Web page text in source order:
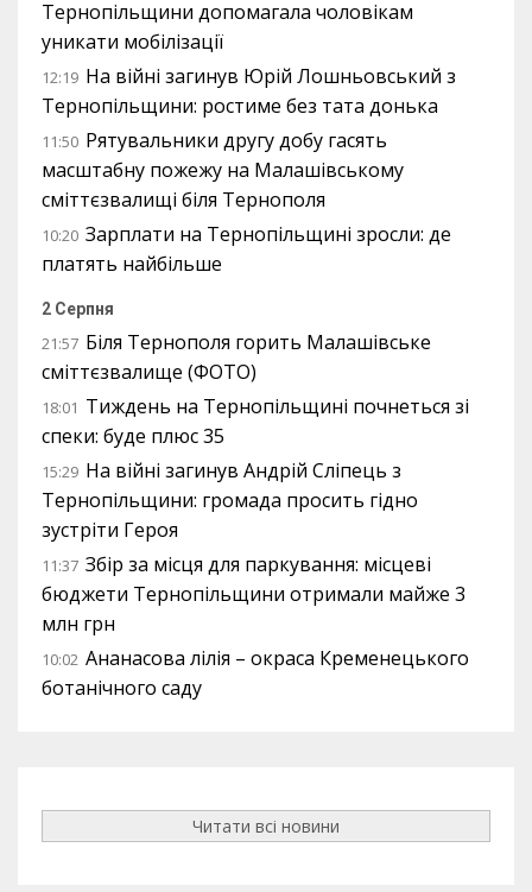
Тернопільщини допомагала чоловікам
уникати мобілізації
12:19 На війні загинув Юрій Лошньовський з
Тернопільщини: ростиме без тата донька
11:50 Рятувальники другу добу гасять
масштабну пожежу на Малашівському
сміттєзвалищі біля Тернополя
10:20 Зарплати на Тернопільщині зросли: де
платять найбільше
2 Серпня
21:57 Біля Тернополя горить Малашівське
сміттєзвалище (ФОТО)
18:01 Тиждень на Тернопільщині почнеться зі
спеки: буде плюс 35
15:29 На війні загинув Андрій Сліпець з
Тернопільщини: громада просить гідно
зустріти Героя
11:37 Збір за місця для паркування: місцеві
бюджети Тернопільщини отримали майже 3
млн грн
10:02 Ананасова лілія – окраса Кременецького
ботанічного саду
Читати всі новини